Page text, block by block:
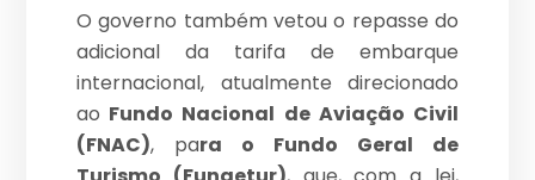
O governo também vetou o repasse do
adicional da tarifa de embarque
internacional, atualmente direcionado
ao Fundo Nacional de Aviação Civil
(FNAC), para o Fundo Geral de